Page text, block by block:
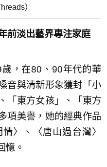
）
前淡出藝界專注家庭
，在80、90年代的華
音與清新形象獲封「小
「東方女孩」、「東方
項美譽，她的經典作品
〉、〈唐山過台灣〉
憶。